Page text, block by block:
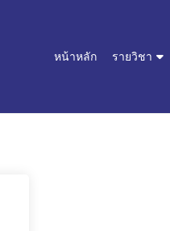
หน้าหลัก รายวิชา